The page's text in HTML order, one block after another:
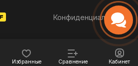
Избранные Сравнение Кабинет
Конфиденциальность